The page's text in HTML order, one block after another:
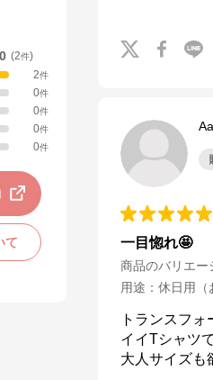
(2件)
2件
0件
0件
0件
0件
て
Aa
一目惚れ🤩
商品のバリエー
用途 ： 休日用（
トランスフ
イイTシャツ
大人サイズも